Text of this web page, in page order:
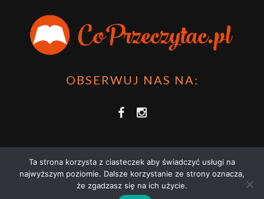
książki skoro czyta się np na czytniku.
Planer Książkary – ten gadżet powinien mieć każdy
książkoholik!
8 December 2023
OBSERWUJ NAS NA:
COPRZECZYTAĆ.PL 2021 | STRONA WYKORZYSTUJE PLIKI COOKIES |
Ta strona korzysta z ciasteczek aby świadczyć usługi na
najwyższym poziomie. Dalsze korzystanie ze strony oznacza,
że zgadzasz się na ich użycie.